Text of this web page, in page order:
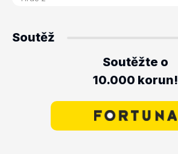
Soutěž
Soutěžte o
10.000 korun!